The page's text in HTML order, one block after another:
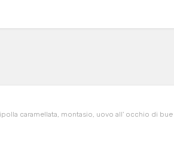
Pane al latte, hamburger, salsa BBQ, maionese alla senape, cipolla caramellata, montasio, uovo all' occhio di bue